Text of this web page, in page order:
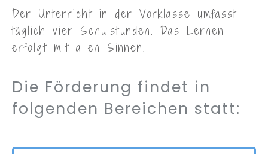
Der Unterricht in der Vorklasse umfasst
täglich vier Schulstunden. Das Lernen
erfolgt mit allen Sinnen.
Die Förderung findet in
folgenden Bereichen statt: